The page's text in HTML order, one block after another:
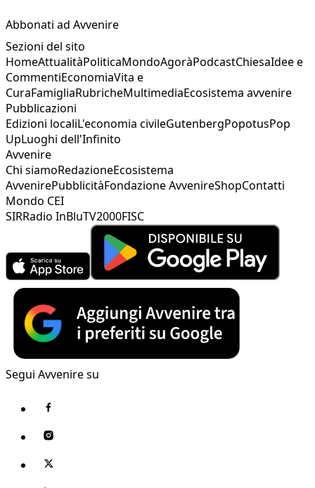
Abbonati ad Avvenire
Sezioni del sito
HomeAttualitàPoliticaMondoAgoràPodcastChiesaIdee e
CommentiEconomiaVita e
CuraFamigliaRubricheMultimediaEcosistema avvenire
Pubblicazioni
Edizioni localiL'economia civileGutenbergPopotusPop
UpLuoghi dell'Infinito
Avvenire
Chi siamoRedazioneEcosistema
AvvenirePubblicitàFondazione AvvenireShopContatti
Mondo CEI
SIRRadio InBluTV2000FISC
Segui Avvenire su